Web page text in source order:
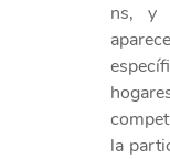
ns, y
la